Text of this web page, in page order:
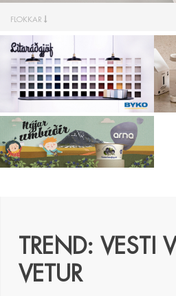
FLOKKAR
TREND: VESTI
VETUR